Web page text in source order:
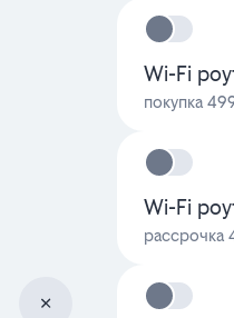
Wi-Fi
покупка
Wi-Fi
рассрочка